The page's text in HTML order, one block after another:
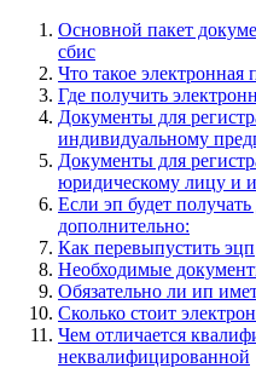
Основной пакет
сбис
Что такое
Где получить
Документы для
индивидуальному
Документы для
юридическому лицу и
Если эп будет
дополнительно:
Как перевыпустить эцп
Необходимые
Обязательно ли ип
Сколько стоит
Чем отличается
неквалифицированной